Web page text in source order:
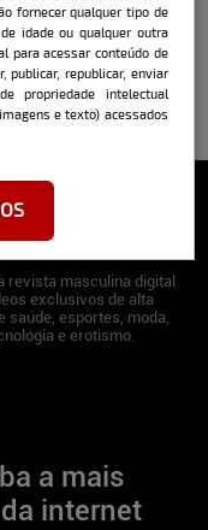
fornecer qualquer tipo de
idade ou qualquer outra
para acessar conteúdo de
publicar, republicar, enviar
propriedade intelectual
e texto) acessados
revista masculina digital
exclusivos de alta
saúde, esportes, moda,
e erotismo.
a mais
internet